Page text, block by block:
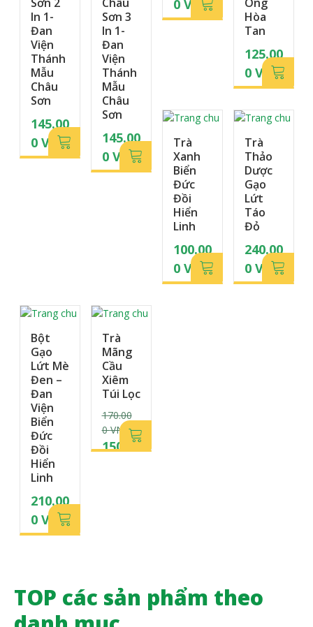
In 1-
Đan
Viện
Thánh
Mẫu
Châu
Sơn
145.00
0 VN
D
Sơn 3
In 1-
Đan
Viện
Thánh
Mẫu
Châu
Sơn
145.00
0 VN
D
0 VN
D
Hòa
Tan
125.00
0 VN
D
Trà
Xanh
Biển
Đức
Đồi
Hiển
Linh
100.00
0 VN
D
Trà
Thảo
Dược
Gạo
Lứt
Táo
Đỏ
240.00
0 VN
D
Bột
Gạo
Lứt Mè
Đen –
Đan
Viện
Biển
Đức
Đồi
Hiển
Linh
210.00
0 VN
D
Trà
Mãng
Cầu
Xiêm
Túi Lọc
170.00
0VND
G
:
1
150.00
n
t
TOP các sản phẩm theo